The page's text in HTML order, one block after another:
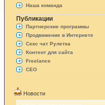
Наша команда
Публикации
Партнерские программы
Продвижение в Интернете
Секс чат Рулетка
Контент для сайта
Freelance
СЕО
Новости